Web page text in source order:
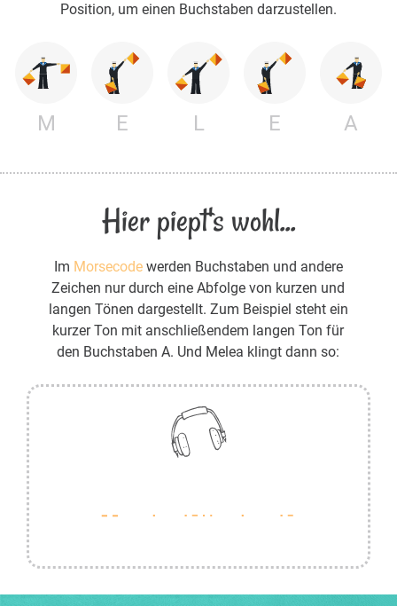
Position, um einen Buchstaben darzustellen.
M E L E A
Hier piept's wohl...
Im Morsecodewerden Buchstaben und andere
Zeichen nur durch eine Abfolge von kurzen und
langen Tönen dargestellt. Zum Beispiel steht ein
kurzer Ton mit anschließendem langen Ton für
den Buchstaben A. Und Melea klingt dann so: